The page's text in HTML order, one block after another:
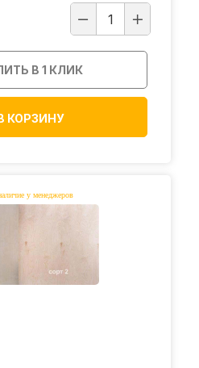
В 1 КЛИК
КОРЗИНУ